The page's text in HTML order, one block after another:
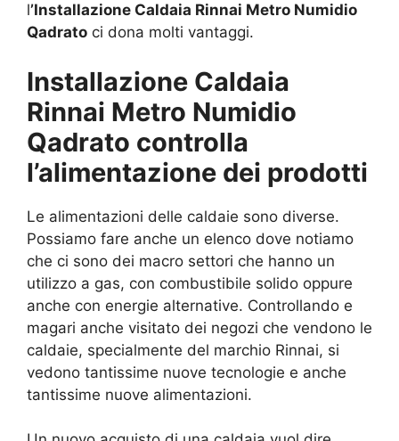
l’Installazione Caldaia Rinnai Metro Numidio
Qadrato ci dona molti vantaggi.
Installazione Caldaia
Rinnai Metro Numidio
Qadrato controlla
l’alimentazione dei prodotti
Le alimentazioni delle caldaie sono diverse.
Possiamo fare anche un elenco dove notiamo
che ci sono dei macro settori che hanno un
utilizzo a gas, con combustibile solido oppure
anche con energie alternative. Controllando e
magari anche visitato dei negozi che vendono le
caldaie, specialmente del marchio Rinnai, si
vedono tantissime nuove tecnologie e anche
tantissime nuove alimentazioni.